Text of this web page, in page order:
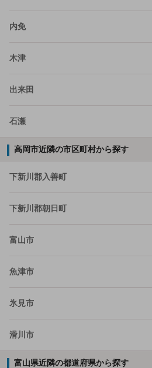
内免
木津
出来田
石瀬
高岡市近隣の市区町村から探す
下新川郡入善町
下新川郡朝日町
富山市
魚津市
氷見市
滑川市
富山県近隣の都道府県から探す